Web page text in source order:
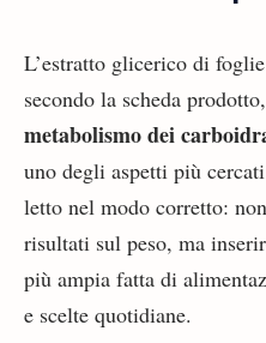
L’estratto glicerico di
secondo la scheda
metabolismo dei
uno degli aspetti più
letto nel modo corretto:
risultati sul peso, ma
più ampia fatta di
e scelte quotidiane.